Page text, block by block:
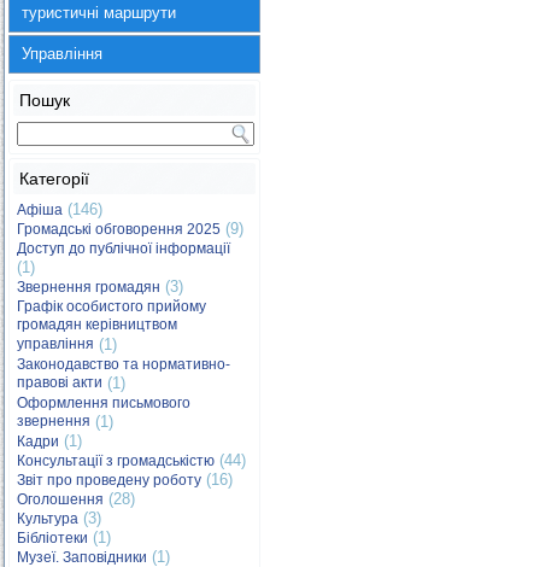
туристичні маршрути
Управління
Пошук
Категорії
Афіша (146)
Громадські обговорення 2025 (9)
Доступ до публічної інформації
(1)
Звернення громадян (3)
Графік особистого прийому
громадян керівництвом
управління (1)
Законодавство та нормативно-
правові акти (1)
Оформлення письмового
звернення (1)
Кадри (1)
Консультації з громадськістю (44)
Звіт про проведену роботу (16)
Оголошення (28)
Культура (3)
Бібліотеки (1)
Музеї. Заповідники (1)